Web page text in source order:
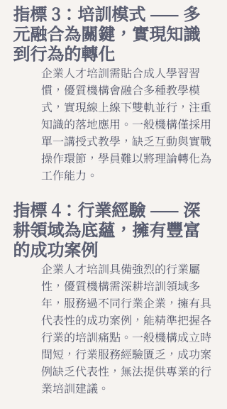
指標 3：培訓模式 —— 多
元融合為關鍵，實現知識
到行為的轉化
企業人才培訓需貼合成人學習習
慣，優質機構會融合多種教學模
式，實現線上線下雙軌並行，注重
知識的落地應用。一般機構僅採用
單一講授式教學，缺乏互動與實戰
操作環節，學員難以將理論轉化為
工作能力。
指標 4：行業經驗 —— 深
耕領域為底蘊，擁有豐富
的成功案例
企業人才培訓具備強烈的行業屬
性，優質機構需深耕培訓領域多
年，服務過不同行業企業，擁有具
代表性的成功案例，能精準把握各
行業的培訓痛點。一般機構成立時
間短，行業服務經驗匱乏，成功案
例缺乏代表性，無法提供專業的行
業培訓建議。